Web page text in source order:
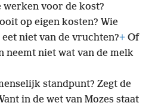
voor de kost?
op eigen kosten? Wie
niet van de vruchten?+ Of
neemt niet wat van de melk
standpunt? Zegt de
in de wet van Mozes staat